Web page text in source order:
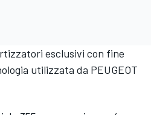
esclusivi con fine
utilizzata da PEUGEOT